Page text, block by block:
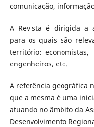
comunicação,
A Revista é dirigida a
para os quais são
território: economistas,
engenheiros, etc.
A referência geográfica
que a mesma é uma
atuando no âmbito da
Desenvolvimento